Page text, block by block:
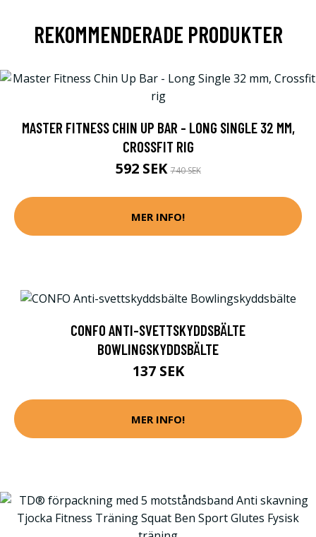
REKOMMENDERADE PRODUKTER
MASTER FITNESS CHIN UP BAR - LONG SINGLE 32 MM,
CROSSFIT RIG
592 SEK740 SEK
MER INFO!
CONFO ANTI-SVETTSKYDDSBÄLTE
BOWLINGSKYDDSBÄLTE
137 SEK
MER INFO!